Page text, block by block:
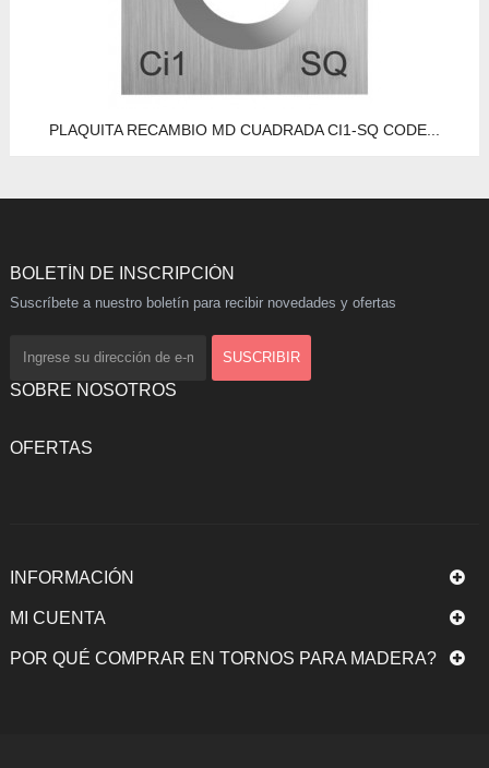
PLAQUITA RECAMBIO MD CUADRADA CI1-SQ CODE...
BOLETÍN DE INSCRIPCIÓN
Suscríbete a nuestro boletín para recibir novedades y ofertas
SOBRE NOSOTROS
OFERTAS
INFORMACIÓN
MI CUENTA
POR QUÉ COMPRAR EN TORNOS PARA MADERA?